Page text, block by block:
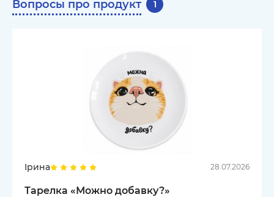
Вопросы про продукт 1
Ірина 28.07.2026
Тарелка «Можно добавку?»